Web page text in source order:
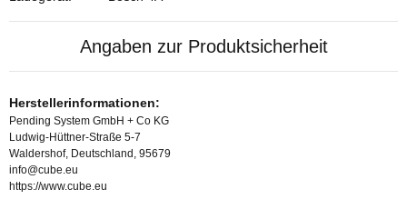
Angaben zur Produktsicherheit
Herstellerinformationen:
Pending System GmbH + Co KG
Ludwig-Hüttner-Straße 5-7
Waldershof, Deutschland, 95679
info@cube.eu
https://www.cube.eu